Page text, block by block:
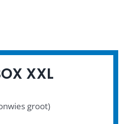
XXL
groot)